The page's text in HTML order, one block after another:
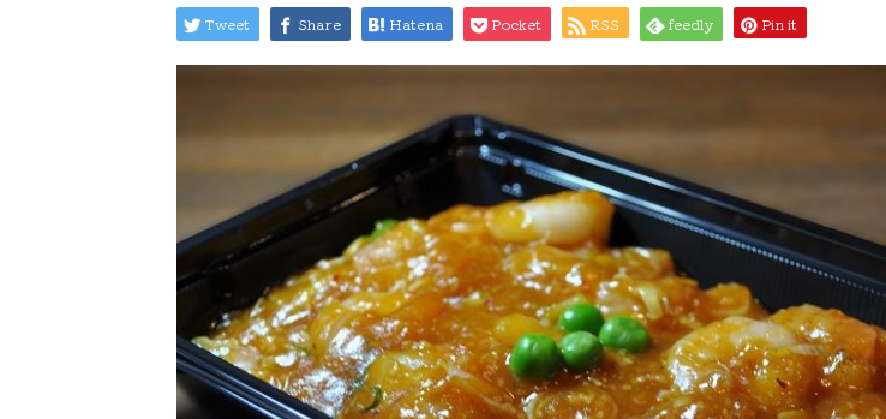
Tweet Share Hatena Pocket RSS feedly Pin it